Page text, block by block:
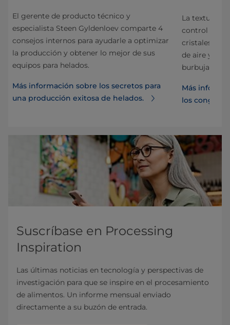
El gerente de producto técnico y
especialista Steen Gyldenloev comparte 4
consejos internos para ayudarle a optimizar
la producción y obtener lo mejor de sus
equipos para helados.
Más información sobre los secretos para
una producción exitosa de helados.
La textura
control
cristales de
de aire y
burbujas.
Más
los
Suscríbase en Processing
Inspiration
Las últimas noticias en tecnología y perspectivas de
investigación para que se inspire en el procesamiento
de alimentos. Un informe mensual enviado
directamente a su buzón de entrada.